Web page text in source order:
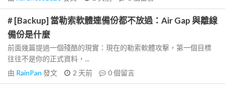
# [Backup] 當勒索軟體連備份都不放過：Air Gap 與離線
備份是什麼
前面幾篇提過一個殘酷的現實：現在的勒索軟體攻擊，第一個目標
往往不是你的正式資料，...
由 RainPan 發文 2 天前 0個留言